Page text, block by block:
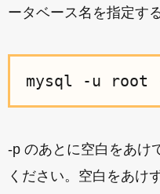
ータベース名を指定す
mysql -u root -
-p のあとに空白をあけ
ください。空白をあけ